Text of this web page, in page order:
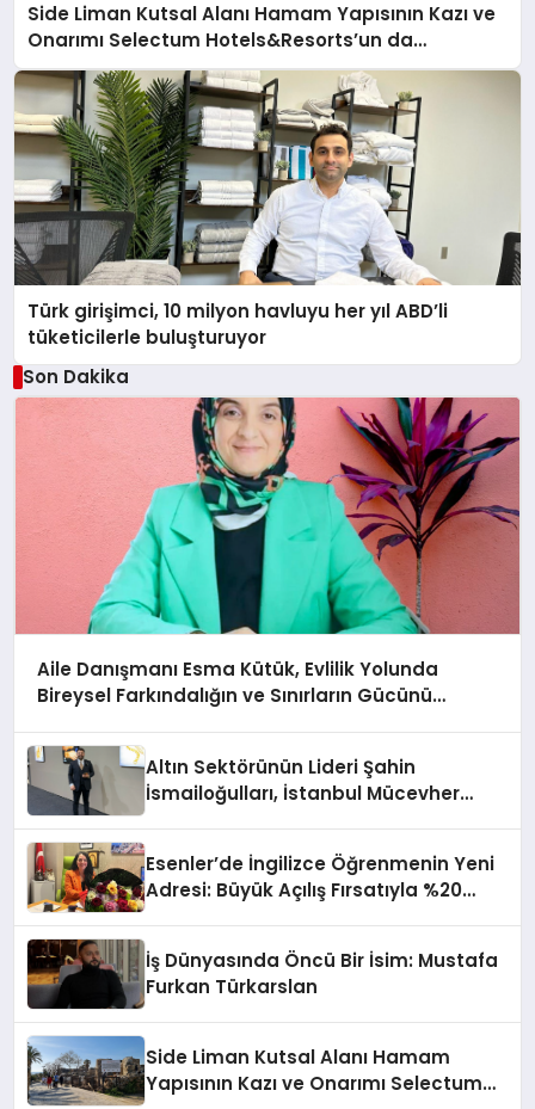
Side Liman Kutsal Alanı Hamam Yapısının Kazı ve
Onarımı Selectum Hotels&Resorts’un da
Katkılarıyla Tamamlandı
Türk girişimci, 10 milyon havluyu her yıl ABD’li
tüketicilerle buluşturuyor
Son Dakika
Aile Danışmanı Esma Kütük, Evlilik Yolunda
Bireysel Farkındalığın ve Sınırların Gücünü
Altın Sektörünün Lideri Şahin
İsmailoğulları, İstanbul Mücevher
Esenler’de İngilizce Öğrenmenin Yeni
Adresi: Büyük Açılış Fırsatıyla %20
İş Dünyasında Öncü Bir İsim: Mustafa
Furkan Türkarslan
Side Liman Kutsal Alanı Hamam
Yapısının Kazı ve Onarımı Selectum